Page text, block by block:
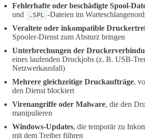
Fehlerhafte oder beschädigte Spool-
und
.SPL
-Dateien im
Veraltete oder inkompatible
Spooler-Dienst zum Absturz bringen
Unterbrechungen der
eines laufenden Druckjobs (z. B. USB-
Netzwerkausfall)
Mehrere gleichzeitige Druckaufträge,
den Dienst blockiert
Virenangriffe oder Malware, die den
manipulieren
Windows-Updates, die temporär zu
mit dem Treiber führen